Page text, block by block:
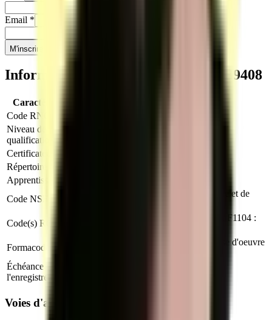
Email *
M'inscrire
Informations clés sur le titre RNCP39408
Caractéristique
Code RNCP
Niveau de
qualification
Certificateur
Répertoire
Apprentissage
Code NSF
230n : Etudes et projets d architecture et de
Code(s) ROME
F1106 : Ingénierie et études du BTP, F1104 :
Formacode
22252 : Dessin BTP, 22279 : Maîtrise d'oeuvre
Échéance de
l'enregistrement
Voies d'accès au titre professionnel